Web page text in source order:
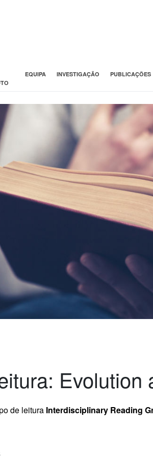
EQUIPA INVESTIGAÇÃO PUBLICAÇÕES
Evolution
de leitura Interdisciplinary Reading